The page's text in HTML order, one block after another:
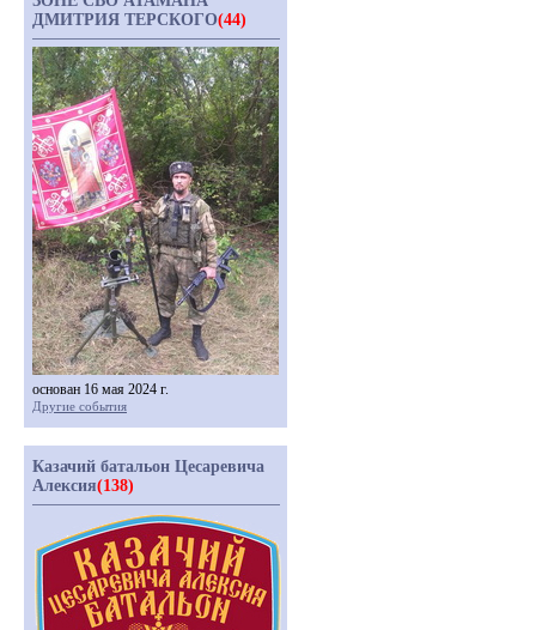
ДМИТРИЯ ТЕРСКОГО(44)
основан 16 мая 2024 г.
Другие события
Казачий батальон Цесаревича
Алексия(138)